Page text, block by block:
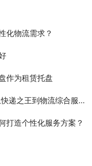
化物流需求？
作为租赁托盘
物流综合服务商的华丽转身
打造个性化服务方案？